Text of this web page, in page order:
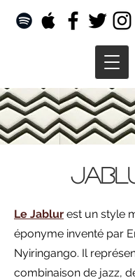
Le Jablur est un style
éponyme inventé par
Nyiringango. Il
combinaison de jazz,